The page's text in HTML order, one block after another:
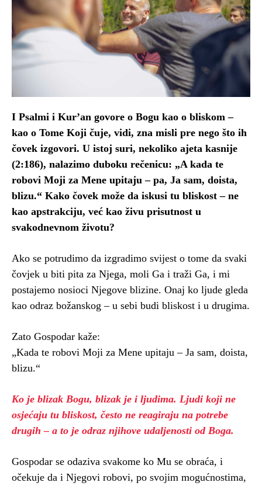
I Psalmi i Kur’an govore o Bogu kao o bliskom –
kao o Tome Koji čuje, vidi, zna misli pre nego što ih
čovek izgovori. U istoj suri, nekoliko ajeta kasnije
(2:186), nalazimo duboku rečenicu: „A kada te
robovi Moji za Mene upitaju – pa, Ja sam, doista,
blizu.“ Kako čovek može da iskusi tu bliskost – ne
kao apstrakciju, već kao živu prisutnost u
svakodnevnom životu?
Ako se potrudimo da izgradimo svijest o tome da svaki
čovjek u biti pita za Njega, moli Ga i traži Ga, i mi
postajemo nosioci Njegove blizine. Onaj ko ljude gleda
kao odraz božanskog – u sebi budi bliskost i u drugima.
Zato Gospodar kaže:
„Kada te robovi Moji za Mene upitaju – Ja sam, doista,
blizu.“
Ko je blizak Bogu, blizak je i ljudima. Ljudi koji ne
osjećaju tu bliskost, često ne reagiraju na potrebe
drugih – a to je odraz njihove udaljenosti od Boga.
Gospodar se odaziva svakome ko Mu se obraća, i
očekuje da i Njegovi robovi, po svojim mogućnostima,